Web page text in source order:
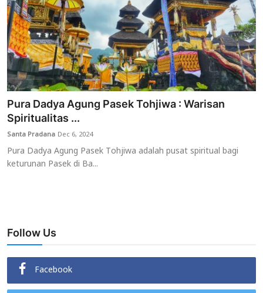
Tradisi
Kearifan lokal
Alam Bali
Seni
Kisah
Usadha
Indonesia
Pura Dadya Agung Pasek Tohjiwa : Warisan
Spiritualitas ...
Santa Pradana Dec 6, 2024
Pura Dadya Agung Pasek Tohjiwa adalah pusat spiritual bagi
keturunan Pasek di Ba...
Follow Us
Facebook